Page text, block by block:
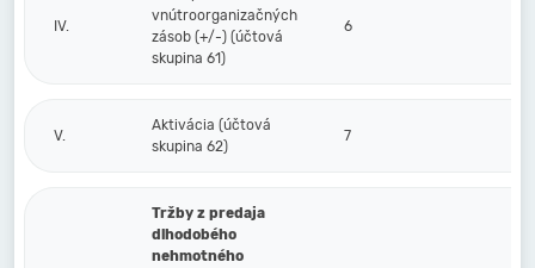
IV.
vnútroorganizačných
zásob (+/-) (účtová
skupina 61)
6
V.
Aktivácia (účtová
skupina 62)
7
Tržby z predaja
dlhodobého
nehmotného